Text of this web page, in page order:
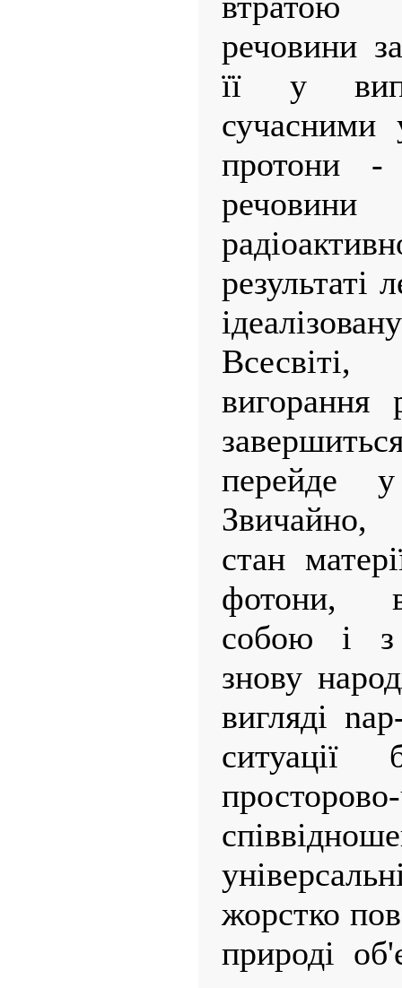
речовини
її у
сучасними
протони -
результаті
вигорання
перейде у
Звичайно,
стан
фотони,
собою і з
знову
вигляді
ситуації
жорстко
природі